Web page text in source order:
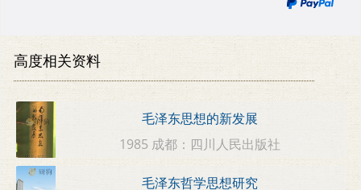
高度相关资料
毛泽东思想的新发展
1985 成都：四川人民出版社
毛泽东哲学思想研究